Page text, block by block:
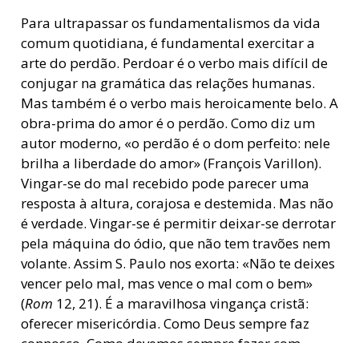
Para ultrapassar os fundamentalismos da vida
comum quotidiana, é fundamental exercitar a
arte do perdão. Perdoar é o verbo mais difícil de
conjugar na gramática das relações humanas.
Mas também é o verbo mais heroicamente belo. A
obra-prima do amor é o perdão. Como diz um
autor moderno, «o perdão é o dom perfeito: nele
brilha a liberdade do amor» (François Varillon).
Vingar-se do mal recebido pode parecer uma
resposta à altura, corajosa e destemida. Mas não
é verdade. Vingar-se é permitir deixar-se derrotar
pela máquina do ódio, que não tem travões nem
volante. Assim S. Paulo nos exorta: «Não te deixes
vencer pelo mal, mas vence o mal com o bem»
(Rom 12, 21). É a maravilhosa vingança cristã:
oferecer misericórdia. Como Deus sempre faz